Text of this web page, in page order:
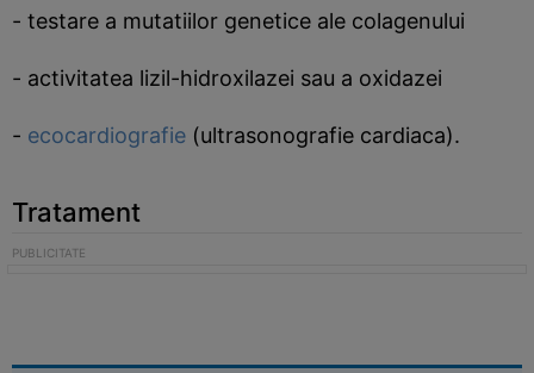
- testare a mutatiilor genetice ale colagenului
- activitatea lizil-hidroxilazei sau a oxidazei
- ecocardiografie (ultrasonografie cardiaca).
Tratament